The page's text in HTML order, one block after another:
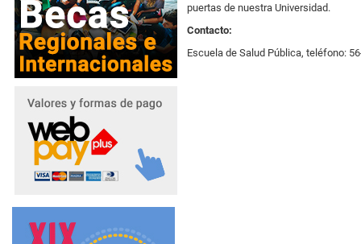
puertas de nuestra Universidad.
Contacto:
Escuela de Salud Pública, teléfono: